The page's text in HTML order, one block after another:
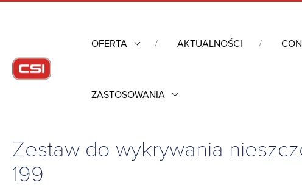
OFERTA AKTUALNOŚCI
ZASTOSOWANIA
Obudowy przemysłowe
Zestaw do wykrywania
199